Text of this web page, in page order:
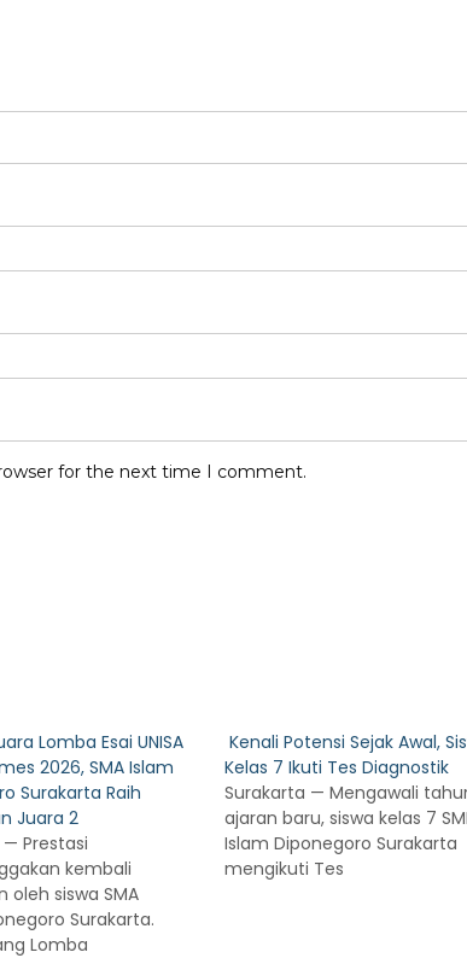
for the next time I comment.
Lomba Esai UNISA
2026, SMA Islam
Surakarta Raih
Juara 2
Prestasi
kembali
oleh siswa SMA
Surakarta.
Lomba
Kenali Potensi Sejak Awal,
Kelas 7 Ikuti Tes Diagnostik
Surakarta — Mengawali
ajaran baru, siswa kelas 7
Islam Diponegoro Surakarta
mengikuti Tes